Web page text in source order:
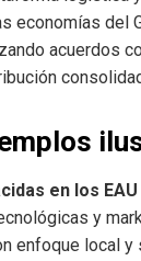
economías del
acuerdos
en los
y
enfoque local y